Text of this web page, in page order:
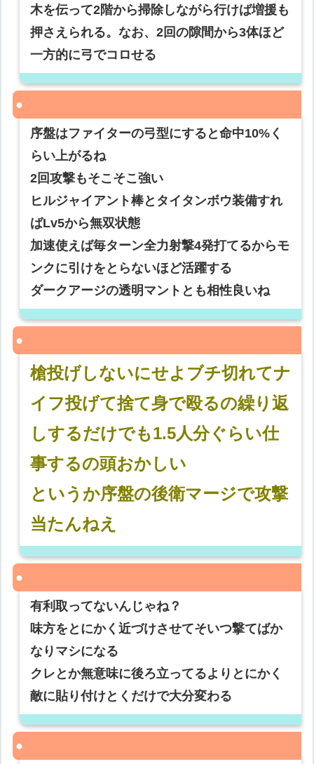
木を伝って2階から掃除しながら行けば増援も
押さえられる。なお、2回の隙間から3体ほど
一方的に弓でコロせる
序盤はファイターの弓型にすると命中10%く
らい上がるね
2回攻撃もそこそこ強い
ヒルジャイアント棒とタイタンボウ装備すれ
ばLv5から無双状態
加速使えば毎ターン全力射撃4発打てるからモ
ンクに引けをとらないほど活躍する
ダークアージの透明マントとも相性良いね
槍投げしないにせよブチ切れてナ
イフ投げて捨て身で殴るの繰り返
しするだけでも1.5人分ぐらい仕
事するの頭おかしい
というか序盤の後衛マージで攻撃
当たんねえ
有利取ってないんじゃね？
味方をとにかく近づけさせてそいつ撃てばか
なりマシになる
クレとか無意味に後ろ立ってるよりとにかく
敵に貼り付けとくだけで大分変わる